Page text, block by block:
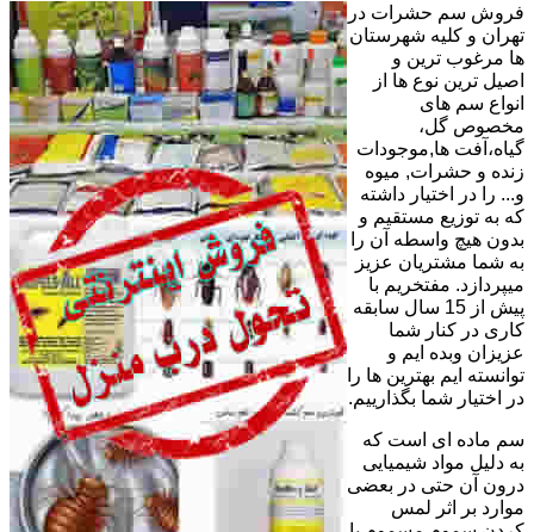
فروش سم حشرات در
تهران و کلیه شهرستان
ها مرغوب ترین و
اصیل ترین نوع ها از
انواع سم های
مخصوص گل،
گیاه،آفت ها,موجودات
زنده و حشرات, میوه
و... را در اختیار داشته
که به توزیع مستقیم و
بدون هیچ واسطه آن را
به شما مشتریان عزیز
میپردازد. مفتخریم با
پیش از 15 سال سابقه
کاری در کنار شما
عزیزان وبده ایم و
توانسته ایم بهترین ها را
در اختیار شما بگذارییم.
سم ماده ای است که
به دلیل مواد شیمیایی
درون آن حتی در بعضی
موارد بر اثر لمس